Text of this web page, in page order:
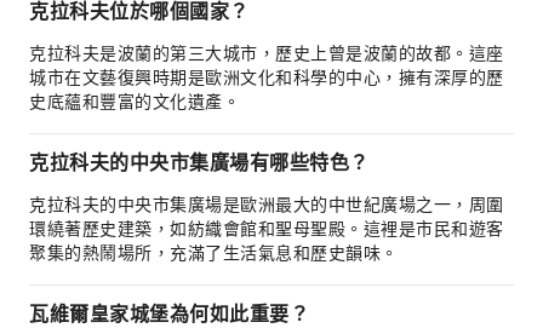
克拉科夫位於哪個國家？
克拉科夫是波蘭的第三大城市，歷史上曾是波蘭的故都。這座
城市在文藝復興時期是歐洲文化和科學的中心，擁有深厚的歷
史底蘊和豐富的文化遺產。
克拉科夫的中央市集廣場有哪些特色？
克拉科夫的中央市集廣場是歐洲最大的中世紀廣場之一，周圍
環繞著歷史建築，如紡織會館和聖母聖殿。這裡是市民和遊客
聚集的熱鬧場所，充滿了生活氣息和歷史韻味。
瓦維爾皇家城堡為何如此重要？